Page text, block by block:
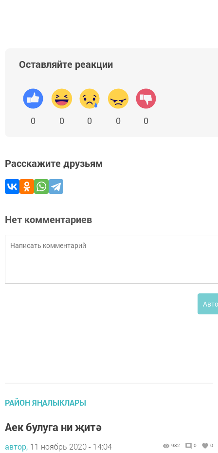
Оставляйте реакции
0 0 0 0 0
Расскажите друзьям
Нет комментариев
РАЙОН ЯҢАЛЫКЛАРЫ
Аек булуга ни җитә
автор, 11 ноябрь 2020 - 14:04 982 0 0